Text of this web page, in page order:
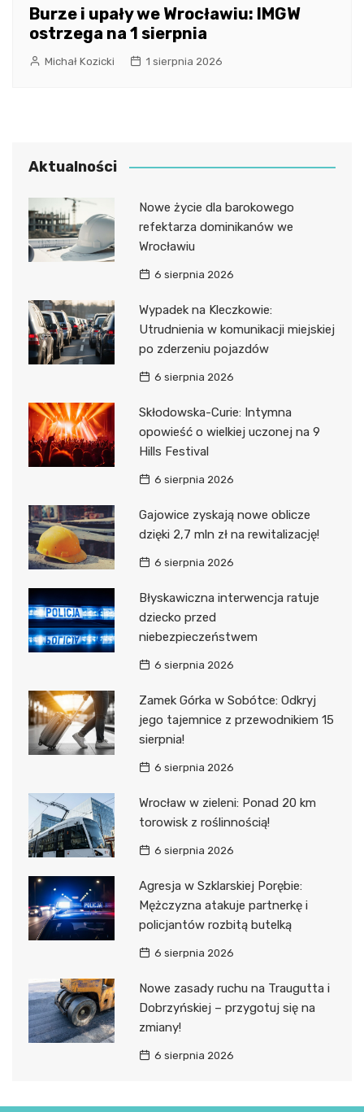
Burze i upały we Wrocławiu: IMGW
ostrzega na 1 sierpnia
Michał Kozicki 1 sierpnia 2026
Aktualności
Nowe życie dla barokowego
refektarza dominikanów we
Wrocławiu
6 sierpnia 2026
Wypadek na Kleczkowie:
Utrudnienia w komunikacji miejskiej
po zderzeniu pojazdów
6 sierpnia 2026
Skłodowska-Curie: Intymna
opowieść o wielkiej uczonej na 9
Hills Festival
6 sierpnia 2026
Gajowice zyskają nowe oblicze
dzięki 2,7 mln zł na rewitalizację!
6 sierpnia 2026
Błyskawiczna interwencja ratuje
dziecko przed
niebezpieczeństwem
6 sierpnia 2026
Zamek Górka w Sobótce: Odkryj
jego tajemnice z przewodnikiem 15
sierpnia!
6 sierpnia 2026
Wrocław w zieleni: Ponad 20 km
torowisk z roślinnością!
6 sierpnia 2026
Agresja w Szklarskiej Porębie:
Mężczyzna atakuje partnerkę i
policjantów rozbitą butelką
6 sierpnia 2026
Nowe zasady ruchu na Traugutta i
Dobrzyńskiej – przygotuj się na
zmiany!
6 sierpnia 2026